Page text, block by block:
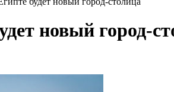
новый город-